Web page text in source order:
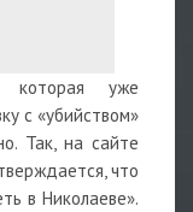
которая уже
с «убийством»
Так, на сайте
что
в Николаеве».